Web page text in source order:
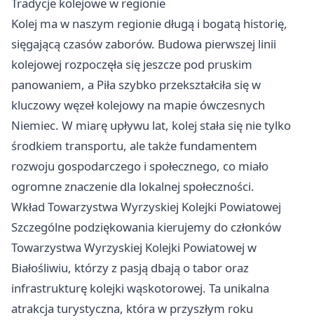
Kolej ma w naszym regionie długą i bogatą historię,
sięgającą czasów zaborów. Budowa pierwszej linii
kolejowej rozpoczęła się jeszcze pod pruskim
panowaniem, a Piła szybko przekształciła się w
kluczowy węzeł kolejowy na mapie ówczesnych
Niemiec. W miarę upływu lat, kolej stała się nie tylko
środkiem transportu, ale także fundamentem
rozwoju gospodarczego i społecznego, co miało
ogromne znaczenie dla lokalnej społeczności.
Wkład Towarzystwa Wyrzyskiej Kolejki Powiatowej
Szczególne podziękowania kierujemy do członków
Towarzystwa Wyrzyskiej Kolejki Powiatowej w
Białośliwiu, którzy z pasją dbają o tabor oraz
infrastrukturę kolejki wąskotorowej. Ta unikalna
atrakcja turystyczna, która w przyszłym roku